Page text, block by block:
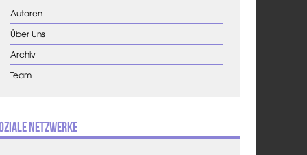
Autoren
Über Uns
Archiv
Team
Netzwerke